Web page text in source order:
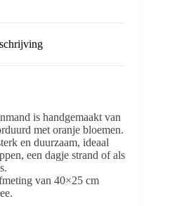
is handgemaakt van
met oranje bloemen.
en duurzaam, ideaal
een dagje strand of als
van 40×25 cm